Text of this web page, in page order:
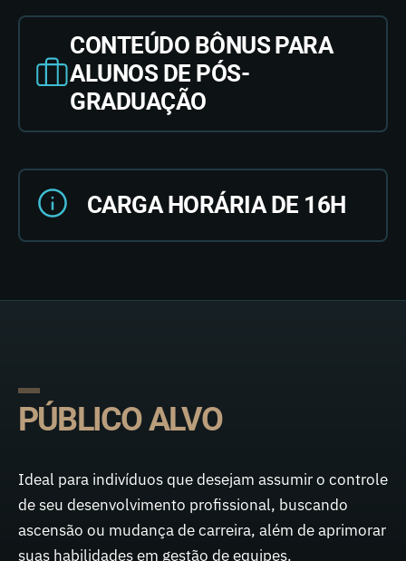
CONTEÚDO BÔNUS PARA
ALUNOS DE PÓS-
GRADUAÇÃO
CARGA HORÁRIA DE 16H
PÚBLICO ALVO
Ideal para indivíduos que desejam assumir o controle
de seu desenvolvimento profissional, buscando
ascensão ou mudança de carreira, além de aprimorar
suas habilidades em gestão de equipes.